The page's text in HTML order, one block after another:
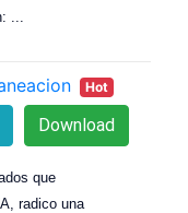
Hot
Download
que
radico una